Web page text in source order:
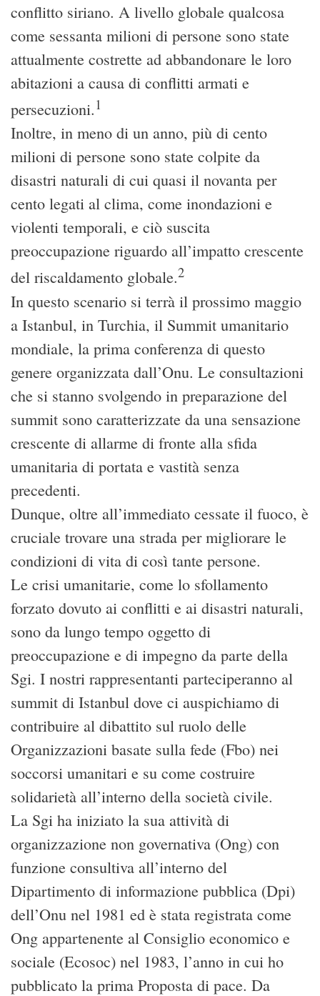
conflitto siriano. A livello globale qualcosa
come sessanta milioni di persone sono state
attualmente costrette ad abbandonare le loro
abitazioni a causa di conflitti armati e
persecuzioni.1
Inoltre, in meno di un anno, più di cento
milioni di persone sono state colpite da
disastri naturali di cui quasi il novanta per
cento legati al clima, come inondazioni e
violenti temporali, e ciò suscita
preoccupazione riguardo all’impatto crescente
del riscaldamento globale.2
In questo scenario si terrà il prossimo maggio
a Istanbul, in Turchia, il Summit umanitario
mondiale, la prima conferenza di questo
genere organizzata dall’Onu. Le consultazioni
che si stanno svolgendo in preparazione del
summit sono caratterizzate da una sensazione
crescente di allarme di fronte alla sfida
umanitaria di portata e vastità senza
precedenti.
Dunque, oltre all’immediato cessate il fuoco, è
cruciale trovare una strada per migliorare le
condizioni di vita di così tante persone.
Le crisi umanitarie, come lo sfollamento
forzato dovuto ai conflitti e ai disastri naturali,
sono da lungo tempo oggetto di
preoccupazione e di impegno da parte della
Sgi. I nostri rappresentanti parteciperanno al
summit di Istanbul dove ci auspichiamo di
contribuire al dibattito sul ruolo delle
Organizzazioni basate sulla fede (Fbo) nei
soccorsi umanitari e su come costruire
solidarietà all’interno della società civile.
La Sgi ha iniziato la sua attività di
organizzazione non governativa (Ong) con
funzione consultiva all’interno del
Dipartimento di informazione pubblica (Dpi)
dell’Onu nel 1981 ed è stata registrata come
Ong appartenente al Consiglio economico e
sociale (Ecosoc) nel 1983, l’anno in cui ho
pubblicato la prima Proposta di pace. Da